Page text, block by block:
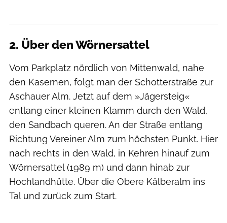
2. Über den Wörnersattel
Vom Parkplatz nördlich von Mittenwald, nahe
den Kasernen, folgt man der Schotterstraße zur
Aschauer Alm. Jetzt auf dem »Jägersteig«
entlang einer kleinen Klamm durch den Wald,
den Sandbach queren. An der Straße entlang
Richtung Vereiner Alm zum höchsten Punkt. Hier
nach rechts in den Wald, in Kehren hinauf zum
Wörnersattel (1989 m) und dann hinab zur
Hochlandhütte. Über die Obere Kälberalm ins
Tal und zurück zum Start.